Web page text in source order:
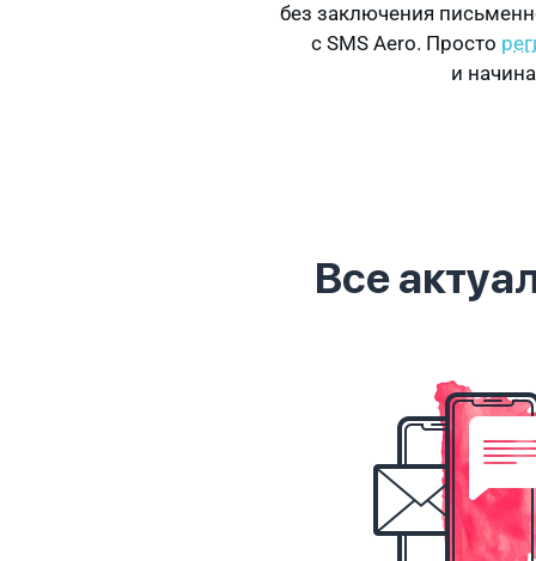
без заключения
с SMS Aero. Просто
и
Все